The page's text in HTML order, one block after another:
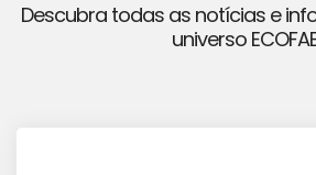
Descubra todas as notícias e
universo